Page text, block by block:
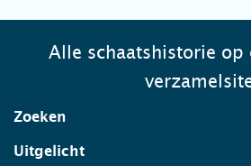
Alle schaatshistorie op
Zoeken
Uitgelicht